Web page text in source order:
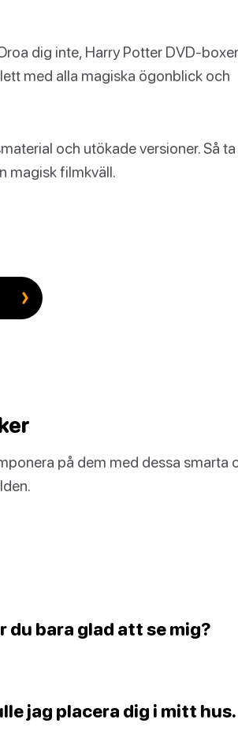
dig inte, Harry Potter DVD-
med alla magiska ögonblick och
och utökade versioner. Så
magisk filmkväll.
på dem med dessa smarta
du bara glad att se mig?
jag placera dig i mitt hus.